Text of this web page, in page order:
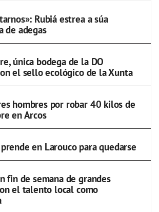
Rubiá estrea a súa
de adegas
única bodega de la DO
el sello ecológico de la Xunta
hombres por robar 40 kilos de
en Arcos
en Larouco para quedarse
fin de semana de grandes
el talento local como